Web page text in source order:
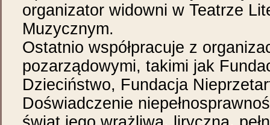
organizator widowni w Teatrze
Muzycznym.
Ostatnio współpracuje z
pozarządowymi, takimi jak
Dzieciństwo, Fundacja
Doświadczenie